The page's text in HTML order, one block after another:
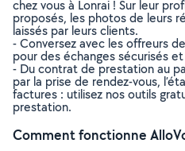
chez vous à Lonrai ! Sur leur
proposés, les photos de leurs
laissés par leurs clients.
- Conversez avec les offreurs
pour des échanges sécurisés
- Du contrat de prestation au
par la prise de rendez-vous,
factures : utilisez nos outils
prestation.
Comment fonctionne